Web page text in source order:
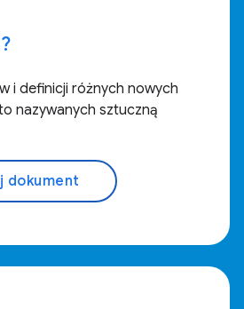
i definicji różnych nowych
nazywanych sztuczną
dokument